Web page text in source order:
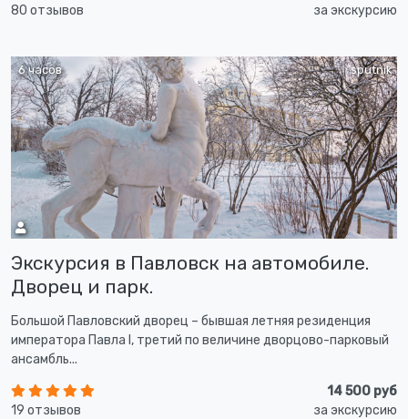
80 отзывов
за экскурсию
sputnik
6 часов
Экскурсия в Павловск на автомобиле.
Дворец и парк.
Большой Павловский дворец – бывшая летняя резиденция
императора Павла I, третий по величине дворцово-парковый
ансамбль...
19 отзывов
14 500 руб
за экскурсию